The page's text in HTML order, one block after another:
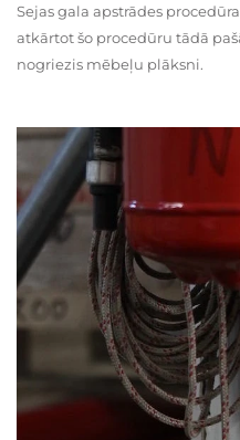
Sejas gala apstrādes
atkārtot šo procedūru tādā
nogriezis mēbeļu plāksni.